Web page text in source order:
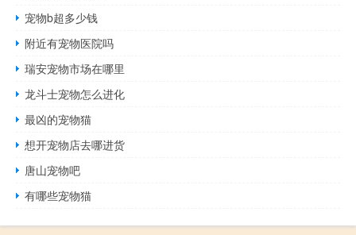
宠物b超多少钱
附近有宠物医院吗
瑞安宠物市场在哪里
龙斗士宠物怎么进化
最凶的宠物猫
想开宠物店去哪进货
唐山宠物吧
有哪些宠物猫